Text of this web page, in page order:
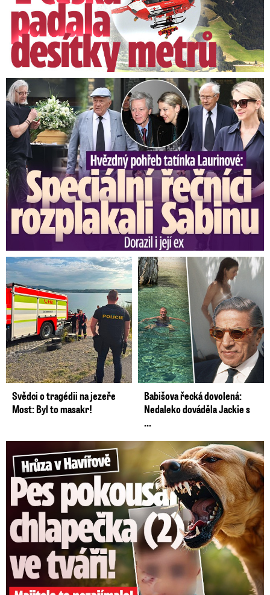
Speciální řečníci nad rakví Laurina: Rozbrečeli i dceru
Svědci o tragédii na jezeře
Most: Byl to masakr!
Babišova řecká dovolená:
Nedaleko dováděla Jackie s
...
Hrůza v Havířově: Pes pokousal chlapečka (2) ve tváři!